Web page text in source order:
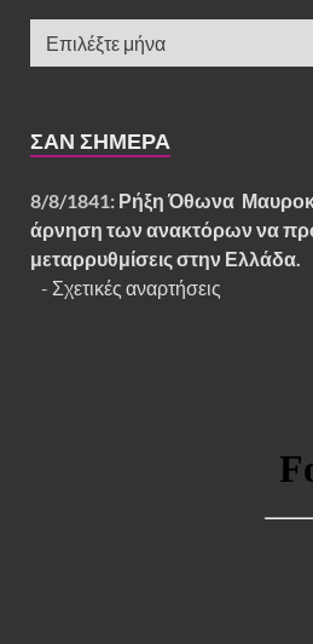
ΣΑΝ ΣΉΜΕΡΑ
8/8/1841: Ρήξη Όθωνα 
άρνηση των ανακτόρων να
μεταρρυθμίσεις στην Ελλάδα.
- Σχετικές αναρτήσεις